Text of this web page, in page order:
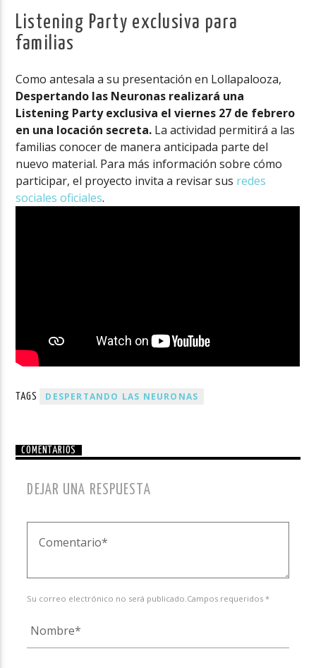
Listening Party exclusiva para
familias
Como antesala a su presentación en Lollapalooza,
Despertando las Neuronas realizará una
Listening Party exclusiva el viernes 27 de febrero
en una locación secreta. La actividad permitirá a las
familias conocer de manera anticipada parte del
nuevo material. Para más información sobre cómo
participar, el proyecto invita a revisar sus redes
sociales oficiales.
TAGS DESPERTANDO LAS NEURONAS
COMENTARIOS
DEJAR UNA RESPUESTA
Su correo electrónico no será publicado.Campos requeridos *